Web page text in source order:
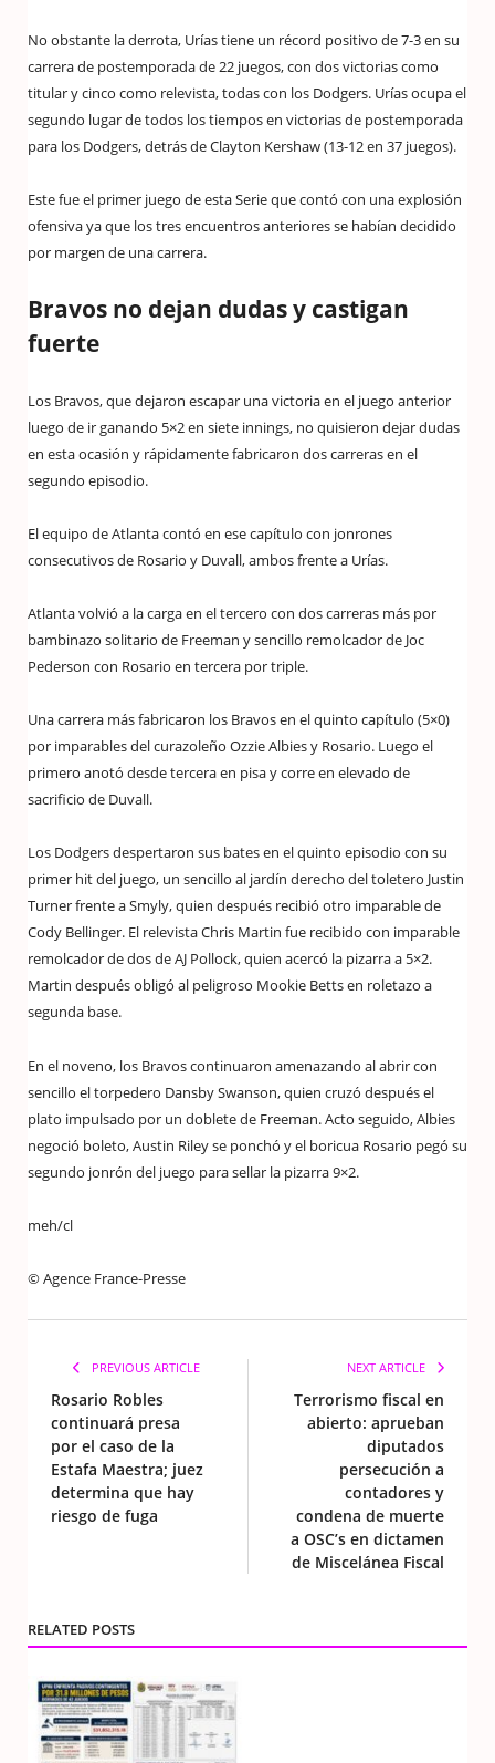
No obstante la derrota, Urías tiene un récord positivo de 7-3 en su
carrera de postemporada de 22 juegos, con dos victorias como
titular y cinco como relevista, todas con los Dodgers. Urías ocupa el
segundo lugar de todos los tiempos en victorias de postemporada
para los Dodgers, detrás de Clayton Kershaw (13-12 en 37 juegos).
Este fue el primer juego de esta Serie que contó con una explosión
ofensiva ya que los tres encuentros anteriores se habían decidido
por margen de una carrera.
Bravos no dejan dudas y castigan
fuerte
Los Bravos, que dejaron escapar una victoria en el juego anterior
luego de ir ganando 5×2 en siete innings, no quisieron dejar dudas
en esta ocasión y rápidamente fabricaron dos carreras en el
segundo episodio.
El equipo de Atlanta contó en ese capítulo con jonrones
consecutivos de Rosario y Duvall, ambos frente a Urías.
Atlanta volvió a la carga en el tercero con dos carreras más por
bambinazo solitario de Freeman y sencillo remolcador de Joc
Pederson con Rosario en tercera por triple.
Una carrera más fabricaron los Bravos en el quinto capítulo (5×0)
por imparables del curazoleño Ozzie Albies y Rosario. Luego el
primero anotó desde tercera en pisa y corre en elevado de
sacrificio de Duvall.
Los Dodgers despertaron sus bates en el quinto episodio con su
primer hit del juego, un sencillo al jardín derecho del toletero Justin
Turner frente a Smyly, quien después recibió otro imparable de
Cody Bellinger. El relevista Chris Martin fue recibido con imparable
remolcador de dos de AJ Pollock, quien acercó la pizarra a 5×2.
Martin después obligó al peligroso Mookie Betts en roletazo a
segunda base.
En el noveno, los Bravos continuaron amenazando al abrir con
sencillo el torpedero Dansby Swanson, quien cruzó después el
plato impulsado por un doblete de Freeman. Acto seguido, Albies
negoció boleto, Austin Riley se ponchó y el boricua Rosario pegó su
segundo jonrón del juego para sellar la pizarra 9×2.
meh/cl
© Agence France-Presse
PREVIOUS ARTICLE
Rosario Robles
continuará presa
por el caso de la
Estafa Maestra; juez
determina que hay
riesgo de fuga
NEXT ARTICLE
Terrorismo fiscal en
abierto: aprueban
diputados
persecución a
contadores y
condena de muerte
a OSC’s en dictamen
de Miscelánea Fiscal
RELATED POSTS